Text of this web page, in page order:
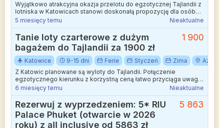
Wyjątkowo atrakcyjna okazja przelotu do egzotycznej Tajlandii z
lotniska w Katowicach stanowi doskonałą propozycję dla osób
planujących daleką podróż z południa Polski. To połączenie
pozwala na sprawne dotarcie do Azji Południowo-Wschodniej
bez konieczności organizowania długich dojazdów do odległych
portów lotniczych.
5 miesięcy temu Nieaktualne
Tanie loty czarterowe z dużym
bagażem do Tajlandii za 1900 zł
1 900
Katowice 9-15 dni Ferie Styczeń Zima
Azja
Z Katowic planowane są wyloty do Tajlandii. Połączenie
egzotycznego kierunku z korzystną ceną łatwo przyciąga uwagę.
Styczeń i luty to tam przyjemne 29°C i niewielkie opady, więc
warunki sprzyjają zarówno zwiedzaniu, jak i odpoczynkowi na
plaży.
6 miesięcy temu Nieaktualne
Rezerwuj z wyprzedzeniem: 5* RIU
Palace Phuket (otwarcie w 2026
roku) z all inclusive od 5863 zł
5 863